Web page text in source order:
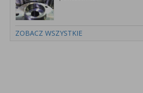
ZOBACZ WSZYSTKIE